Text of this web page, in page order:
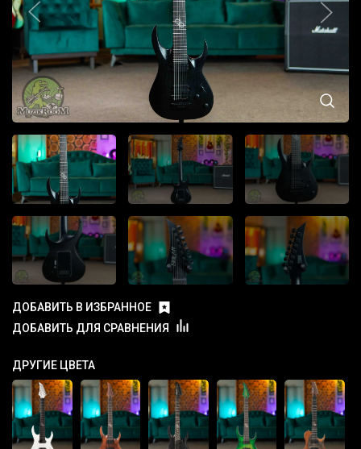
ДОБАВИТЬ В ИЗБРАННОЕ
ДОБАВИТЬ ДЛЯ СРАВНЕНИЯ
ДРУГИЕ ЦВЕТА